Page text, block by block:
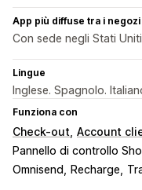
App più diffuse tra i negozi
Con sede negli Stati Uniti
Lingue
Inglese. Spagnolo.
Funziona con
Check-out Account
Pannello di controllo
Omnisend
Recharge